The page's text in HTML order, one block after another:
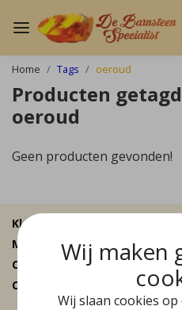
Home Tags oeroud
Producten
oeroud
Geen producten gevonden!
Klantenservice
Mijn account
Categorieën
Contactgegevens
Wij maken
Wij slaan cookies